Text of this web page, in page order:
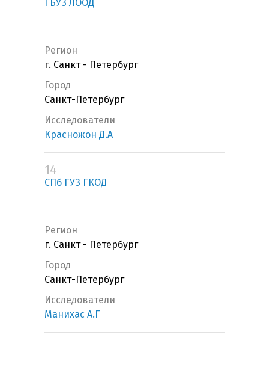
ГБУЗ ЛООД
Регион
г. Санкт - Петербург
Город
Санкт-Петербург
Исследователи
Красножон Д.А
14
СПб ГУЗ ГКОД
Регион
г. Санкт - Петербург
Город
Санкт-Петербург
Исследователи
Манихас А.Г